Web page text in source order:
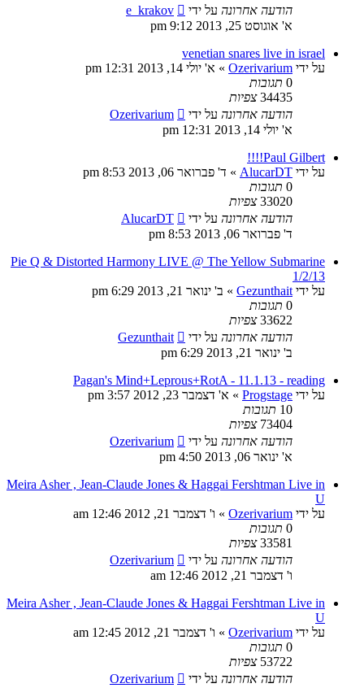
הודעה אחרונה על ידי
e_krakov
א' אוגוסט 25, 2013 9:12 pm
venetian snares live in israel
על ידי Ozerivarium
» א' יולי 14, 2013 12:31 pm
0 תגובות
34435 צפיות
הודעה אחרונה על ידי
Ozerivarium
א' יולי 14, 2013 12:31 pm
Paul Gilbert!!!!
על ידי AlucarDT
» ד' פברואר 06, 2013 8:53 pm
0 תגובות
33020 צפיות
הודעה אחרונה על ידי
AlucarDT
ד' פברואר 06, 2013 8:53 pm
Pie Q & Distorted Harmony LIVE @ The Yellow Submarine
1/2/13
על ידי Gezunthait
» ב' ינואר 21, 2013 6:29 pm
0 תגובות
33622 צפיות
הודעה אחרונה על ידי
Gezunthait
ב' ינואר 21, 2013 6:29 pm
Pagan's Mind+Leprous+RotA - 11.1.13 - reading
על ידי Progstage
» א' דצמבר 23, 2012 3:57 pm
10 תגובות
73404 צפיות
הודעה אחרונה על ידי
Ozerivarium
א' ינואר 06, 2013 4:50 pm
Meira Asher , Jean-Claude Jones & Haggai Fershtman Live in
U
על ידי Ozerivarium
» ו' דצמבר 21, 2012 12:46 am
0 תגובות
33581 צפיות
הודעה אחרונה על ידי
Ozerivarium
ו' דצמבר 21, 2012 12:46 am
Meira Asher , Jean-Claude Jones & Haggai Fershtman Live in
U
על ידי Ozerivarium
» ו' דצמבר 21, 2012 12:45 am
0 תגובות
53722 צפיות
הודעה אחרונה על ידי
Ozerivarium